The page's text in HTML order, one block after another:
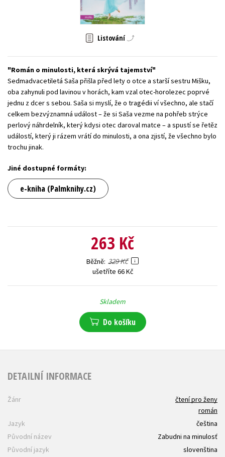
Zahraniční literatura
Všechny tituly
Listování
Román o minulosti, která skrývá tajemství
Sedmadvacetiletá Saša přišla před lety o otce a starší sestru Mišku,
oba zahynuli pod lavinou v horách, kam vzal otec-horolezec poprvé
jednu z dcer s sebou. Saša si myslí, že o tragédii ví všechno, ale stačí
celkem bezvýznamná událost – že si Saša vezme na pohřeb strýce
perlový náhrdelník, který kdysi otec daroval matce – a spustí se řetěz
událostí, který ji rázem vrátí do minulosti, a ona zjistí, že všechno bylo
trochu jinak.
Jiné dostupné formáty:
e-kniha (Palmknihy.cz)
263 Kč
Běžně 329 Kč
ušetříte 66 Kč
Skladem
Do košíku
DETAILNÍ INFORMACE
Žánr
čtení pro ženy
román
Jazyk
čeština
Původní název
Zabudni na minulosť
Původní jazyk
slovenština